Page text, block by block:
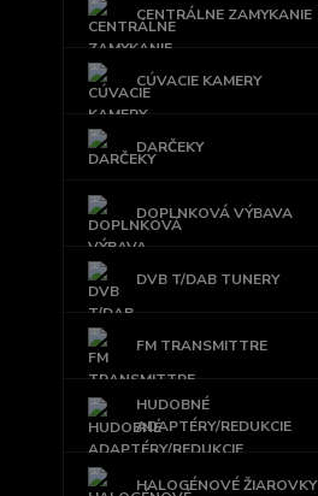
CENTRÁLNE ZAMYKANIE
CÚVACIE KAMERY
DARČEKY
DOPLNKOVÁ VÝBAVA
DVB T/DAB TUNERY
FM TRANSMITTRE
HUDOBNÉ
ADAPTÉRY/REDUKCIE
HALOGÉNOVÉ ŽIAROVKY